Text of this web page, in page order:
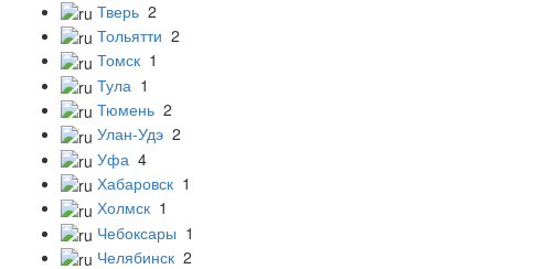
Тверь 2
Тольятти 2
Томск 1
Тула 1
Тюмень 2
Улан-Удэ 2
Уфа 4
Хабаровск 1
Холмск 1
Чебоксары 1
Челябинск 2